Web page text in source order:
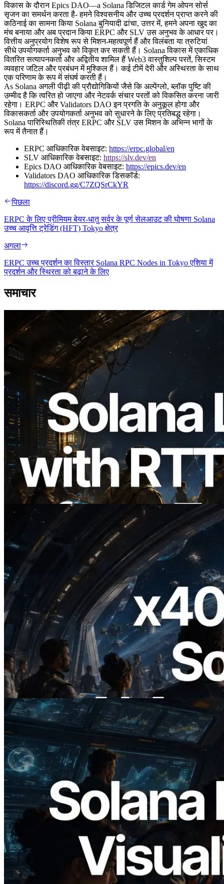
विकास के दौरान Epics DAO—a Solana डिजिटल कार्ड गेम ओपन सोर्स
सृजन का समर्थन करता है- हमने विश्वसनीय और उच्च प्रदर्शन प्राप्त करने की
कठिनाई का सामना किया Solana बुनियादी ढांचा, उत्तर में, हमने अपना खुद का
मंच बनाया और अब प्रदान किया ERPC और SLV उस अनुभव के आधार पर।
वित्तीय अनुप्रयोग विशेष रूप से मिशन-महत्वपूर्ण हैं और विलंबता या त्रुटियां
सीधे उपयोगकर्ता अनुभव को विकृत कर सकती हैं। Solana विकास में एकाधिक
वितरित सत्यापनकर्ता और अद्वितीय शामिल हैं Web3 वास्तुशिल्प परतें, सिस्टम
व्यवहार जटिल और प्रबंधन में मुश्किल हैं। कई टीमें देरी और अस्थिरता के साथ
एक परिणाम के रूप में संघर्ष करती हैं।
As Solana अगली पीढ़ी की प्रौद्योगिकियों जैसे कि अल्पेंग्लो, ब्लॉक पुष्टि की
उम्मीद है कि त्वरित हो जाएगा और नेटवर्क संचार परतों को विकसित करना जारी
रहेगा। ERPC और Validators DAO इन प्रगति के अनुकूल होगा और
विकासकर्ता और उपयोगकर्ता अनुभव को सुधारने के लिए प्रतिबद्ध रहेगा।
Solana पारिस्थितिकी तंत्र ERPC और SLV उस मिशन के अभिन्न भागों के
रूप में तैनात हैं।
ERPC आधिकारिक वेबसाइट: https://erpc.global/en
SLV आधिकारिक वेबसाइट: https://slv.dev/en
Epics DAO आधिकारिक वेबसाइट: https://epics.dev/en
Validators DAO आधिकारिक डिसकॉर्ड:
https://discord.gg/C7ZQSrCkYR
पिछला
ERPC के लिए प्रीमियम बेयर-धातु सर्वर के पूर्ण सेलआउट की घोषणा Solana
उच्च आवृत्ति ट्रेडिंग (HFT) Tokyo क्षेत्र
अगला
ERPC उच्च प्रदर्शन का विस्तार Solana RPC Nodes in Tokyo एशिया में
प्रदर्शन और स्थिरता को बढ़ाने के लिए
समाचार
2026.08.05
ERPC का Solana Leader Slot API अब 7
वैश्विक क्षेत्रों से ping मापता है — Validators
Information API भी लॉन्च
यह लेख पढ़ें
2026.07.04
ERPC ने x402 समर्थित Solana RPC लॉन्च
किया — AI एजेंट अब जरूरत के API के लिए ऑन-
डिमांड भुगतान कर सकते हैं
यह लेख पढ़ें
2026.05.24
Validators Solutions ने Solana Block
Analyzer लॉन्च किया — प्रति-slot ब्लॉक
उत्पादन समय और नियुक्त वैलिडेटर का
विज़ुअलाइज़ेशन